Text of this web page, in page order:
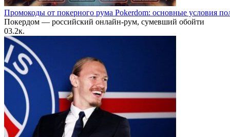
Промокоды от покерного рума Pokerdom: основные условия
Покердом — российский онлайн-рум, сумевший обойти
03.2к.